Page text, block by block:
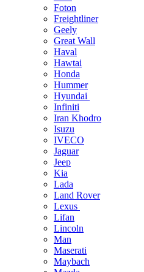
Foton
Freightliner
Geely
Great Wall
Haval
Hawtai
Honda
Hummer
Hyundai
Infiniti
Iran Khodro
Isuzu
IVECO
Jaguar
Jeep
Kia
Lada
Land Rover
Lexus
Lifan
Lincoln
Man
Maserati
Maybach